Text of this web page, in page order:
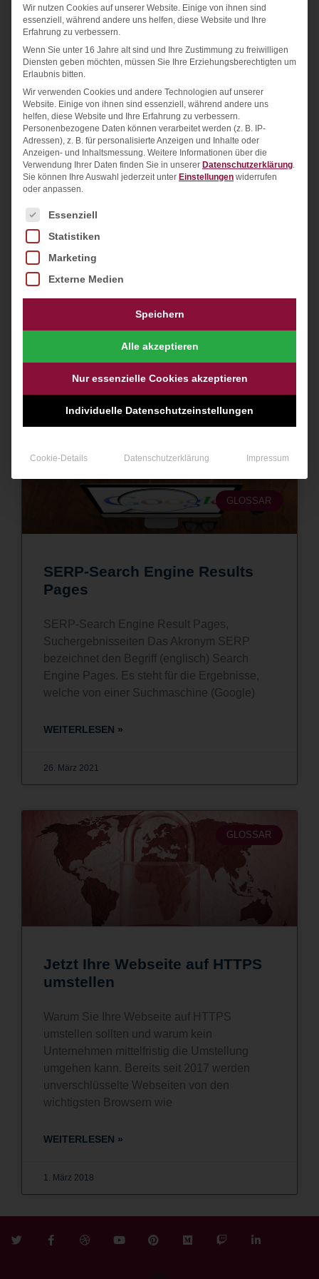
6. Mai 2021
NEWS
EU Cookie Richtlinien in 2021
Betreiber von Webseiten konfrontiert die User
aktuell mit einem einem einfachen Cookie-
WEITERLESEN »
GLOSSAR
SERP-Search Engine Results
Pages
SERP-Search Engine Result Pages,
Suchergebnisseiten Das Akronym SERP
bezeichnet den Begriff (englisch) Search
Engine Pages. Es steht für die Ergebnisse,
welche von einer Suchmaschine (Google)
WEITERLESEN »
26. März 2021
GLOSSAR
Jetzt Ihre Webseite auf HTTPS
umstellen
Warum Sie Ihre Webseite auf HTTPS
umstellen sollten und warum kein
Unternehmen mittelfristig die Umstellung
umgehen kann. Bereits seit 2017 werden
unverschlüsselte Webseiten von den
wichtigsten Browsern wie
WEITERLESEN »
1. März 2018
Wir nutzen Cookies auf unserer Website. Einige von ihnen sind
essenziell, während andere uns helfen, diese Website und Ihre
Erfahrung zu verbessern.
Wenn Sie unter 16 Jahre alt sind und Ihre Zustimmung zu freiwilligen
Diensten geben möchten, müssen Sie Ihre Erziehungsberechtigten um
Erlaubnis bitten.
Wir verwenden Cookies und andere Technologien auf unserer
Website. Einige von ihnen sind essenziell, während andere uns
helfen, diese Website und Ihre Erfahrung zu verbessern.
Personenbezogene Daten können verarbeitet werden (z. B. IP-
Adressen), z. B. für personalisierte Anzeigen und Inhalte oder
Anzeigen- und Inhaltsmessung. Weitere Informationen über die
Verwendung Ihrer Daten finden Sie in unserer Datenschutzerklärung.
Sie können Ihre Auswahl jederzeit unter Einstellungen widerrufen
oder anpassen.
Es folgt eine Liste der Service-Gruppen, für die
Essenziell
Statistiken
Marketing
Externe Medien
Speichern
Alle akzeptieren
Nur essenzielle Cookies akzeptieren
Individuelle Datenschutzeinstellungen
Cookie-Details Datenschutzerklärung Impressum